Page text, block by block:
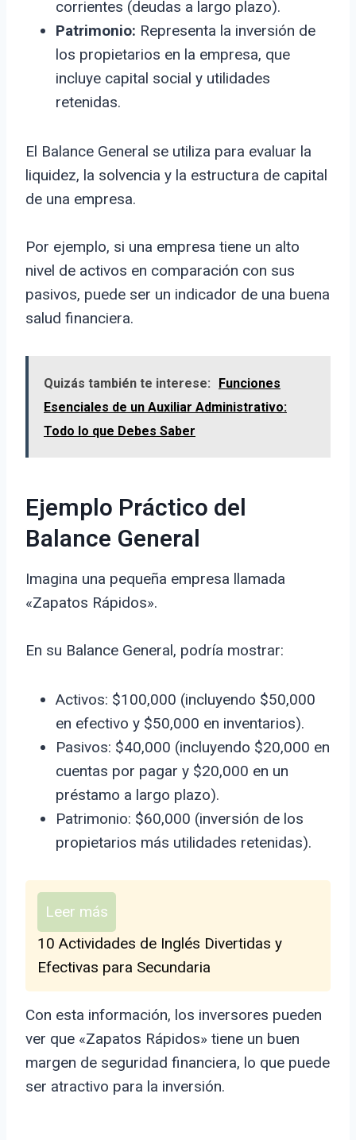
corrientes (deudas a largo plazo).
Patrimonio: Representa la inversión de
los propietarios en la empresa, que
incluye capital social y utilidades
retenidas.
El Balance General se utiliza para evaluar la
liquidez, la solvencia y la estructura de capital
de una empresa.
Por ejemplo, si una empresa tiene un alto
nivel de activos en comparación con sus
pasivos, puede ser un indicador de una buena
salud financiera.
Quizás también te interese:
Funciones
Esenciales de un Auxiliar Administrativo:
Todo lo que Debes Saber
Ejemplo Práctico del
Balance General
Imagina una pequeña empresa llamada
«Zapatos Rápidos».
En su Balance General, podría mostrar:
Activos: $100,000 (incluyendo $50,000
en efectivo y $50,000 en inventarios).
Pasivos: $40,000 (incluyendo $20,000 en
cuentas por pagar y $20,000 en un
préstamo a largo plazo).
Patrimonio: $60,000 (inversión de los
propietarios más utilidades retenidas).
Leer más
10 Actividades de Inglés Divertidas y
Efectivas para Secundaria
Con esta información, los inversores pueden
ver que «Zapatos Rápidos» tiene un buen
margen de seguridad financiera, lo que puede
ser atractivo para la inversión.